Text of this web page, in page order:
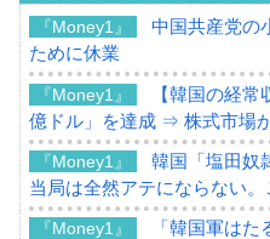
『Money1』
中国共産党の
ために休業
『Money1』
【韓国の経
億ドル」を達成 ⇒ 株式市場
『Money1』
韓国「塩田奴
当局は全然アテにならない
『Money1』
「韓国軍は